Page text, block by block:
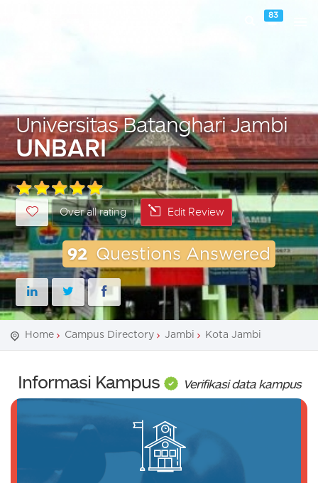
83
Universitas Batanghari Jambi
UNBARI
Over all rating Edit Review
92 Questions Answered
Home Campus Directory Jambi Kota Jambi
Informasi Kampus Verifikasi data kampus